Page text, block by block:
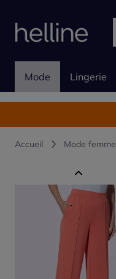
Mode Lingerie
Accueil Mode femme